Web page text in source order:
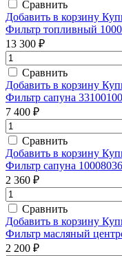
Сравнить
Добавить в корзину
Фильтр топливный
13 300 ₽
Сравнить
Добавить в корзину
Фильтр сапуна
7 400 ₽
Сравнить
Добавить в корзину
Фильтр сапуна
2 360 ₽
Сравнить
Добавить в корзину
Фильтр масляный
2 200 ₽